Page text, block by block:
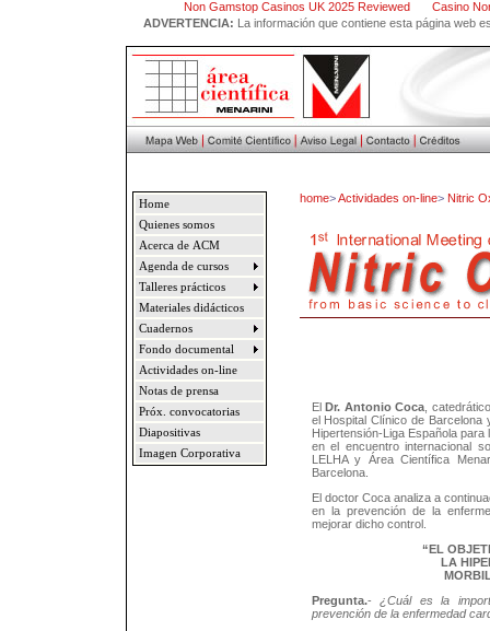
Non Gamstop Casinos UK 2025 Reviewed
Casino
ADVERTENCIA: La información que contiene esta página web
Home
Quienes somos
Acerca de ACM
Agenda de cursos
Talleres prácticos
Materiales didácticos
Cuadernos
Fondo documental
Actividades on-line
Notas de prensa
Próx. convocatorias
Diapositivas
Imagen Corporativa
home>Actividades on-line> Nitric
El Dr. Antonio Coca ,
el Hospital Clínico de Barcelona
Hipertensión-Liga Española
en el encuentro internacional
LELHA y Área Científica
Barcelona.
El doctor Coca analiza a
en la prevención de la
mejorar dicho control.
“EL
LA
Pregunta.- ¿Cuál es la
prevención de la enfermedad